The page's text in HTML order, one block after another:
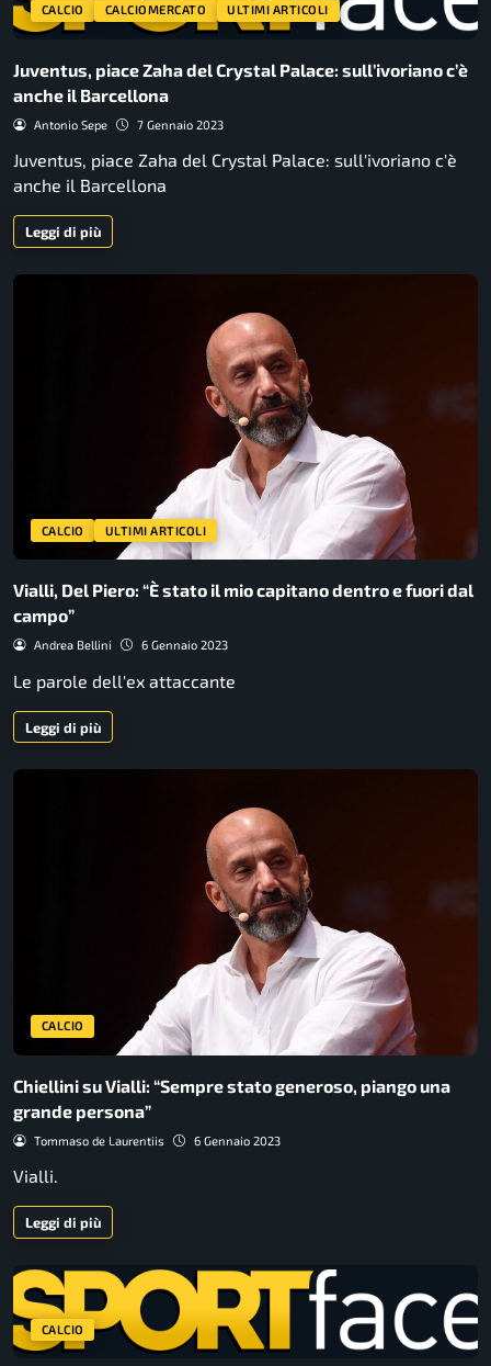
CALCIO CALCIOMERCATO ULTIMI ARTICOLI
Juventus, piace Zaha del Crystal Palace: sull’ivoriano c’è
anche il Barcellona
Antonio Sepe 7 Gennaio 2023
Juventus, piace Zaha del Crystal Palace: sull'ivoriano c'è
anche il Barcellona
Leggi di più
CALCIO ULTIMI ARTICOLI
Vialli, Del Piero: “È stato il mio capitano dentro e fuori dal
campo”
Andrea Bellini 6 Gennaio 2023
Le parole dell'ex attaccante
Leggi di più
CALCIO
Chiellini su Vialli: “Sempre stato generoso, piango una
grande persona”
Tommaso de Laurentiis 6 Gennaio 2023
Vialli.
Leggi di più
CALCIO